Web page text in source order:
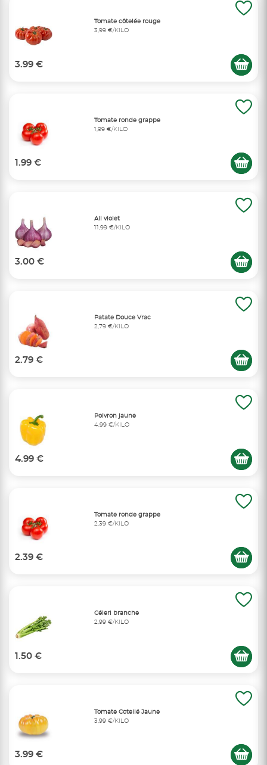
Tomate côtelée rouge
3,99 €/KILO
3.99 €
Tomate ronde grappe
1,99 €/KILO
1.99 €
Ail violet
11,99 €/KILO
3.00 €
Patate Douce Vrac
2,79 €/KILO
2.79 €
Poivron jaune
4,99 €/KILO
4.99 €
Tomate ronde grappe
2,39 €/KILO
2.39 €
Céleri branche
2,99 €/KILO
1.50 €
Tomate Cotellé Jaune
3,99 €/KILO
3.99 €